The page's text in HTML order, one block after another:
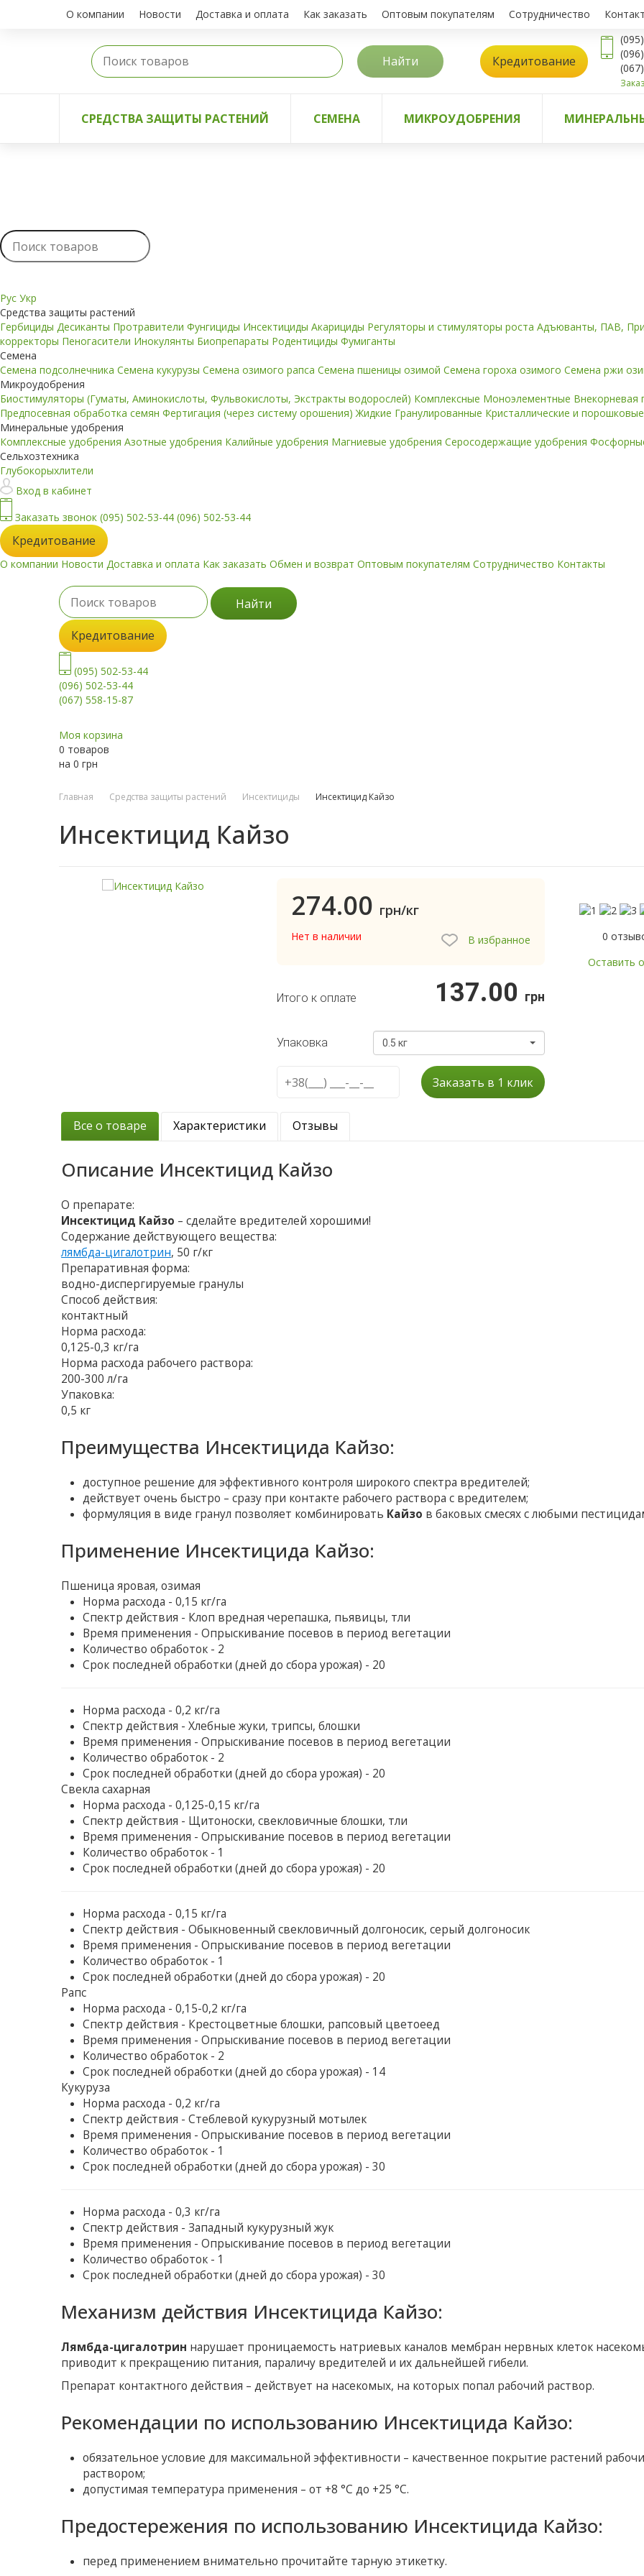
О компании Новости Доставка и оплата Как заказать Оптовым покупателям Сотрудничество
Найти Кредитование
СРЕДСТВА ЗАЩИТЫ РАСТЕНИЙ СЕМЕНА МИКРОУДОБРЕНИЯ
Рус Укр
Средства защиты растений
Гербициды Десиканты Протравители Фунгициды Инсектициды Акарициды Регуляторы и стимуляторы роста Адъюванты, ПАВ,
корректоры Пеногасители Инокулянты Биопрепараты Родентициды Фумиганты
Семена
Семена подсолнечника Семена кукурузы Семена озимого рапса Семена пшеницы озимой Семена гороха озимого Семена ржи
Микроудобрения
Биостимуляторы (Гуматы, Аминокислоты, Фульвокислоты, Экстракты водорослей) Комплексные Моноэлементные Внекорневая
Предпосевная обработка семян Фертигация (через систему орошения)Жидкие Гранулированные Кристаллические и
Минеральные удобрения
Комплексные удобрения Азотные удобрения Калийные удобрения Магниевые удобрения Серосодержащие удобрения
Сельхозтехника
Глубокорыхлители
Вход в кабинет
Заказать звонок (095) 502-53-44 (096) 502-53-44
Кредитование
О компании Новости Доставка и оплата Как заказать Обмен и возврат Оптовым покупателям Сотрудничество Контакты
Найти
Кредитование
(095) 502-53-44
(096) 502-53-44
(067) 558-15-87
Моя корзина
0 товаров
на 0 грн
Главная Средства защиты растений Инсектициды Инсектицид Кайзо
Инсектицид Кайзо
274.00 грн/кг
Нет в наличии В избранное
Итого к оплате 137.00 грн
Упаковка 0.5 кг
0
Оставить
Заказать в 1 клик
Все о товаре Характеристики Отзывы
Описание Инсектицид Кайзо
О препарате:
Инсектицид Кайзо – сделайте вредителей хорошими!
Содержание действующего вещества:
лямбда-цигалотрин, 50 г/кг
Препаративная форма:
водно-диспергируемые гранулы
Способ действия:
контактный
Норма расхода:
0,125-0,3 кг/га
Норма расхода рабочего раствора:
200-300 л/га
Упаковка:
0,5 кг
Преимущества Инсектицида Кайзо:
доступное решение для эффективного контроля широкого спектра вредителей;
действует очень быстро – сразу при контакте рабочего раствора с вредителем;
формуляция в виде гранул позволяет комбинировать Кайзо в баковых смесях с любыми
Применение Инсектицида Кайзо:
Пшеница яровая, озимая
Норма расхода - 0,15 кг/га
Спектр действия - Клоп вредная черепашка, пьявицы, тли
Время применения - Опрыскивание посевов в период вегетации
Количество обработок - 2
Срок последней обработки (дней до сбора урожая) - 20
Норма расхода - 0,2 кг/га
Спектр действия - Хлебные жуки, трипсы, блошки
Время применения - Опрыскивание посевов в период вегетации
Количество обработок - 2
Срок последней обработки (дней до сбора урожая) - 20
Свекла сахарная
Норма расхода - 0,125-0,15 кг/га
Спектр действия - Щитоноски, свекловичные блошки, тли
Время применения - Опрыскивание посевов в период вегетации
Количество обработок - 1
Срок последней обработки (дней до сбора урожая) - 20
Норма расхода - 0,15 кг/га
Спектр действия - Обыкновенный свекловичный долгоносик, серый долгоносик
Время применения - Опрыскивание посевов в период вегетации
Количество обработок - 1
Срок последней обработки (дней до сбора урожая) - 20
Рапс
Норма расхода - 0,15-0,2 кг/га
Спектр действия - Крестоцветные блошки, рапсовый цветоеед
Время применения - Опрыскивание посевов в период вегетации
Количество обработок - 2
Срок последней обработки (дней до сбора урожая) - 14
Кукуруза
Норма расхода - 0,2 кг/га
Спектр действия - Стеблевой кукурузный мотылек
Время применения - Опрыскивание посевов в период вегетации
Количество обработок - 1
Срок последней обработки (дней до сбора урожая) - 30
Норма расхода - 0,3 кг/га
Спектр действия - Западный кукурузный жук
Время применения - Опрыскивание посевов в период вегетации
Количество обработок - 1
Срок последней обработки (дней до сбора урожая) - 30
Механизм действия Инсектицида Кайзо:
Лямбда-цигалотрин нарушает проницаемость натриевых каналов мембран нервных клеток
приводит к прекращению питания, параличу вредителей и их дальнейшей гибели.
Препарат контактного действия – действует на насекомых, на которых попал рабочий раствор.
Рекомендации по использованию Инсектицида Кайзо:
обязательное условие для максимальной эффективности – качественное покрытие растений
раствором;
допустимая температура применения – от +8 °С до +25 °С.
Предостережения по использованию Инсектицида Кайзо:
перед применением внимательно прочитайте тарную этикетку.